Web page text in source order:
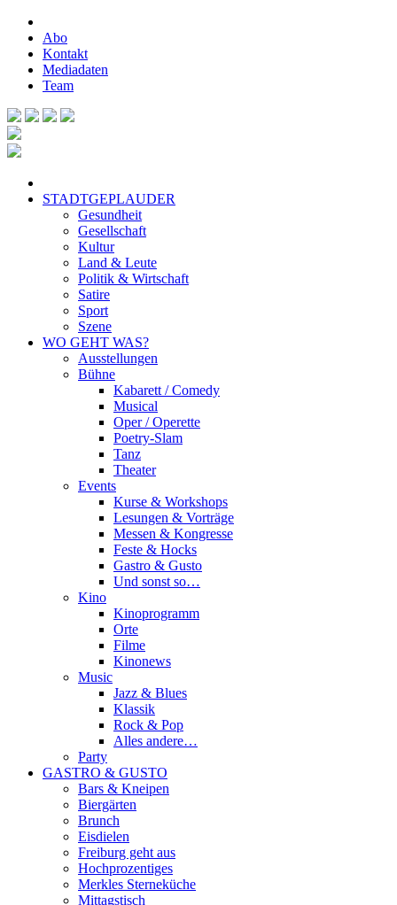
Abo
Kontakt
Mediadaten
Team
STADTGEPLAUDER
Gesundheit
Gesellschaft
Kultur
Land & Leute
Politik & Wirtschaft
Satire
Sport
Szene
WO GEHT WAS?
Ausstellungen
Bühne
Kabarett / Comedy
Musical
Oper / Operette
Poetry-Slam
Tanz
Theater
Events
Kurse & Workshops
Lesungen & Vorträge
Messen & Kongresse
Feste & Hocks
Gastro & Gusto
Und sonst so…
Kino
Kinoprogramm
Orte
Filme
Kinonews
Music
Jazz & Blues
Klassik
Rock & Pop
Alles andere…
Party
GASTRO & GUSTO
Bars & Kneipen
Biergärten
Brunch
Eisdielen
Freiburg geht aus
Hochprozentiges
Merkles Sterneküche
Mittagstisch